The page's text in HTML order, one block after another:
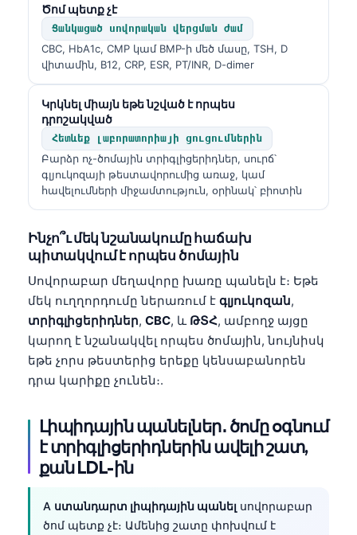
Ծոմ պետք չէ
Ցանկացած սովորական վերցման ժամ
CBC, HbA1c, CMP կամ BMP-ի մեծ մասը, TSH, D
վիտամին, B12, CRP, ESR, PT/INR, D-dimer
Կրկնել միայն եթե նշված է որպես
դրոշակված
Հետևեք լաբորատորիայի ցուցումներին
Բարձր ոչ-ծոմային տրիգլիցերիդներ, սուրճ՝
գլյուկոզայի թեստավորումից առաջ, կամ
հավելումների միջամտություն, օրինակ՝ բիոտին
Ինչո՞ւ մեկ նշանակումը հաճախ
պիտակվում է որպես ծոմային
Սովորաբար մեղավորը խառը պանելն է։ Եթե
մեկ ուղղորդումը ներառում է գլյուկոզան,
տրիգլիցերիդներ, CBC, և ԹՏՀ, ամբողջ այցը
կարող է նշանակվել որպես ծոմային, նույնիսկ
եթե չորս թեստերից երեքը կենսաբանորեն
դրա կարիքը չունեն։.
Լիպիդային պանելներ․ ծոմը օգնում
է տրիգլիցերիդներին ավելի շատ,
քան LDL-ին
A ստանդարտ լիպիդային պանել սովորաբար
ծոմ պետք չէ։ Ամենից շատը փոխվում է